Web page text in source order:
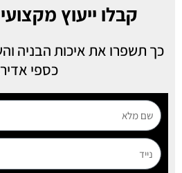
קבלו ייעוץ
כך תשפרו את איכות הבניה
כספי
שם
מלא
נייד